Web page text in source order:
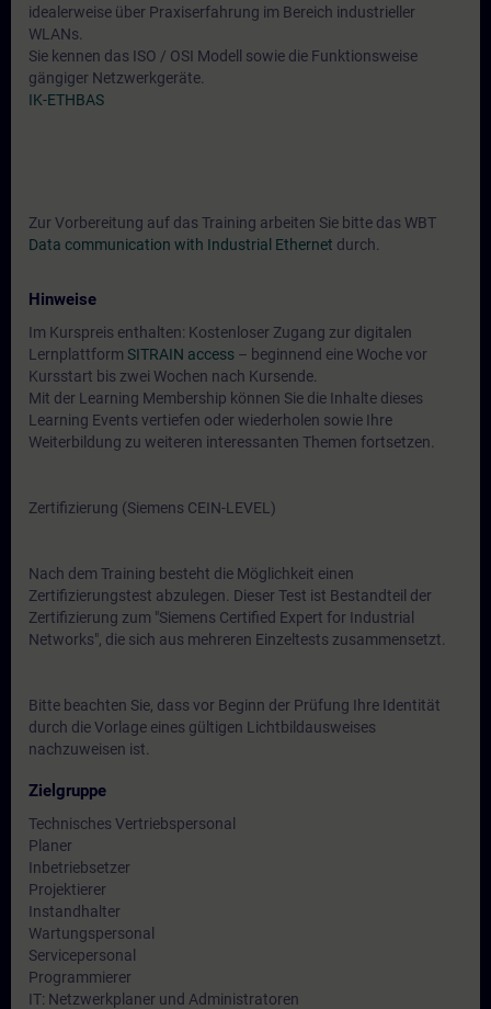
idealerweise über Praxiserfahrung im Bereich industrieller
WLANs.
Sie kennen das ISO / OSI Modell sowie die Funktionsweise
gängiger Netzwerkgeräte.
IK-ETHBAS
Zur Vorbereitung auf das Training arbeiten Sie bitte das WBT
Data communication with Industrial Ethernet durch.
Hinweise
Im Kurspreis enthalten: Kostenloser Zugang zur digitalen
Lernplattform SITRAIN access – beginnend eine Woche vor
Kursstart bis zwei Wochen nach Kursende.
Mit der Learning Membership können Sie die Inhalte dieses
Learning Events vertiefen oder wiederholen sowie Ihre
Weiterbildung zu weiteren interessanten Themen fortsetzen.
Zertifizierung (Siemens CEIN-LEVEL)
Nach dem Training besteht die Möglichkeit einen
Zertifizierungstest abzulegen. Dieser Test ist Bestandteil der
Zertifizierung zum "Siemens Certified Expert for Industrial
Networks", die sich aus mehreren Einzeltests zusammensetzt.
Bitte beachten Sie, dass vor Beginn der Prüfung Ihre Identität
durch die Vorlage eines gültigen Lichtbildausweises
nachzuweisen ist.
Zielgruppe
Technisches Vertriebspersonal
Planer
Inbetriebsetzer
Projektierer
Instandhalter
Wartungspersonal
Servicepersonal
Programmierer
IT: Netzwerkplaner und Administratoren